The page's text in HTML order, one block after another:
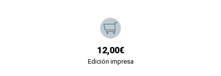
12,00€
Edición impresa